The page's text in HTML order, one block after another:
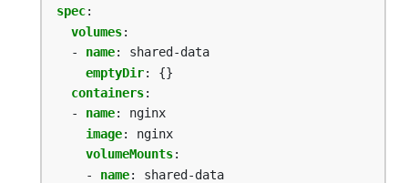
spec:
volumes:
- name:
shared-data
emptyDir:
{}
containers:
- name:
nginx
image:
nginx
volumeMounts:
- name:
shared-data